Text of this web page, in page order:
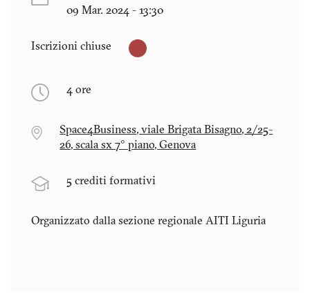
09 Mar. 2024 - 13:30
Iscrizioni chiuse
4 ore
Space4Business, viale Brigata Bisagno, 2/25-
26, scala sx 7° piano, Genova
5 crediti formativi
Organizzato dalla sezione regionale AITI Liguria